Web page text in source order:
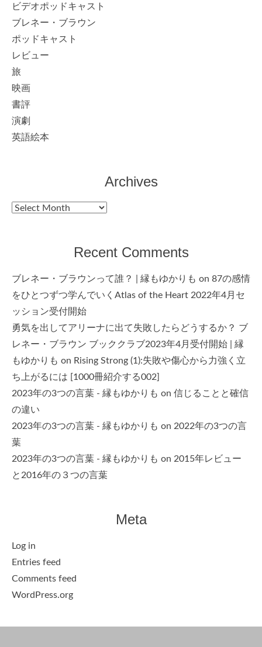
ビデオポッドキャスト
ブレネー・ブラウン
ポッドキャスト
レビュー
旅
映画
書評
演劇
英語絵本
Archives
Archives
Recent Comments
ブレネー・ブラウンって誰？ | 縁もゆかりも on 87の感情
をひとつずつ学んでいくAtlas of the Heart 2022年4月セ
ッション受付開始
勇気を出してアリーナに出て失敗したらどうするか？ ブ
レネー・ブラウン ブッククラブ2023年4月受付開始 | 縁
もゆかりも on Rising Strong (1):失敗や傷心から力強く立
ち上がるには [1000冊紹介する002]
2023年の3つの言葉 - 縁もゆかりも on 信じることと確信
の違い
2023年の3つの言葉 - 縁もゆかりも on 2022年の3つの言
葉
2023年の3つの言葉 - 縁もゆかりも on 2015年レビュー
と2016年の３つの言葉
Meta
Log in
Entries feed
Comments feed
WordPress.org